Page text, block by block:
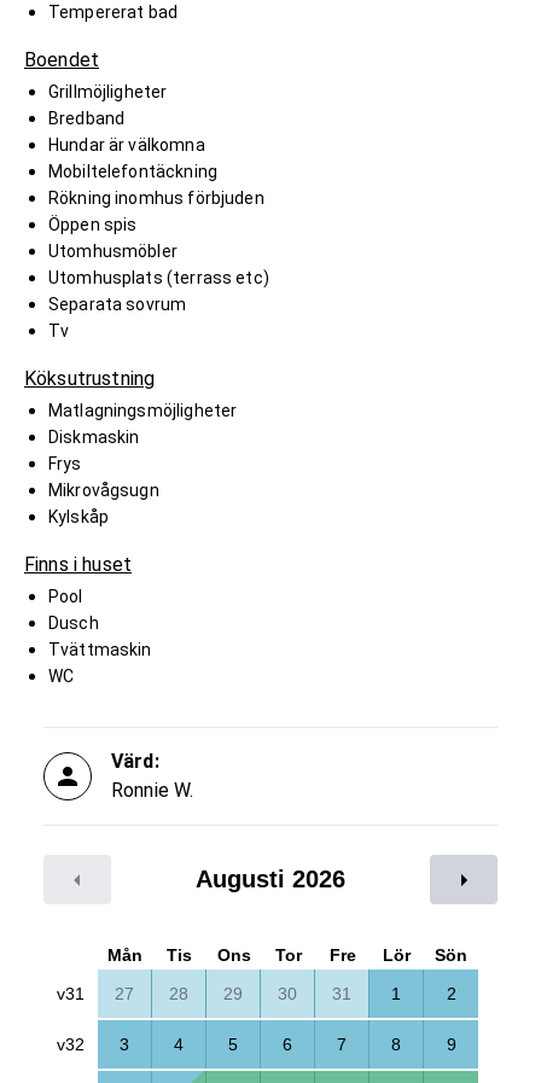
Tempererat bad
Boendet
Grillmöjligheter
Bredband
Hundar är välkomna
Mobiltelefontäckning
Rökning inomhus förbjuden
Öppen spis
Utomhusmöbler
Utomhusplats (terrass etc)
Separata sovrum
Tv
Köksutrustning
Matlagningsmöjligheter
Diskmaskin
Frys
Mikrovågsugn
Kylskåp
Finns i huset
Pool
Dusch
Tvättmaskin
WC
Värd:
Ronnie W.
Augusti 2026
Mån Tis Ons Tor Fre Lör
Sön
v31
27 28 29 30 31 1 2
v32 3 4 5 6 7 8 9